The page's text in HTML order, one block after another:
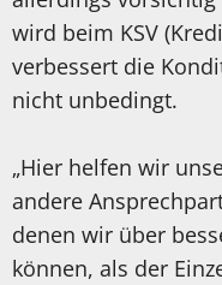
wird beim KSV
verbessert die
nicht unbedingt.
„Hier helfen wir
andere
denen wir über
können, als der